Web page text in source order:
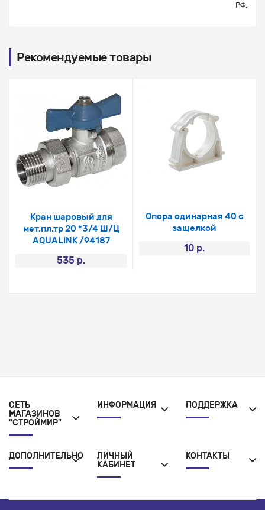
РФ.
Рекомендуемые товары
Кран шаровый для
мет.пл.тр 20 *3/4 Ш/Ц
AQUALINK /94187
535 р.
Опора одинарная 40 с
защелкой
10 р.
СЕТЬ
МАГАЗИНОВ
"СТРОЙМИР"
ИНФОРМАЦИЯ ПОДДЕРЖКА
ДОПОЛНИТЕЛЬНО
ЛИЧНЫЙ
КАБИНЕТ
КОНТАКТЫ